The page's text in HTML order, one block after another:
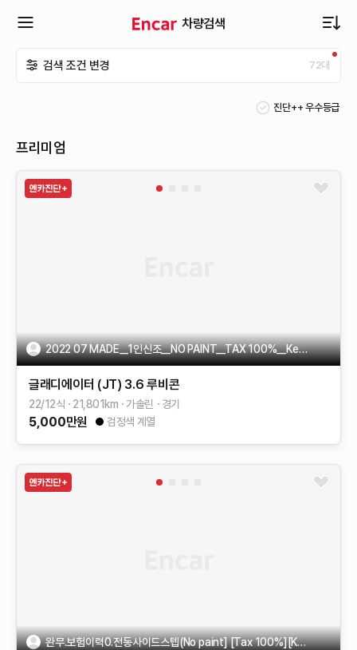
차량검색
뉴
검색 조건 변경 72대
진단++ 우수등급
프리미엄
2022 07 MADE__1인신조__NO PAINT__TAX 100%__Key 2__35InchTire
글래디에이터 (JT) 3.6 루비콘
22/12식 21,801km 가솔린 경기
5,000만원 검정색 계열
완무.보험이력0.전동사이드스텝(No paint] [Tax 100%][Key 1ea]